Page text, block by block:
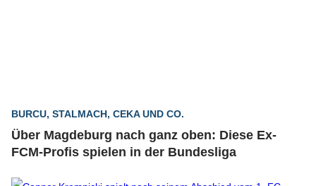
BURCU, STALMACH, CEKA UND CO.
Über Magdeburg nach ganz oben: Diese Ex-
FCM-Profis spielen in der Bundesliga